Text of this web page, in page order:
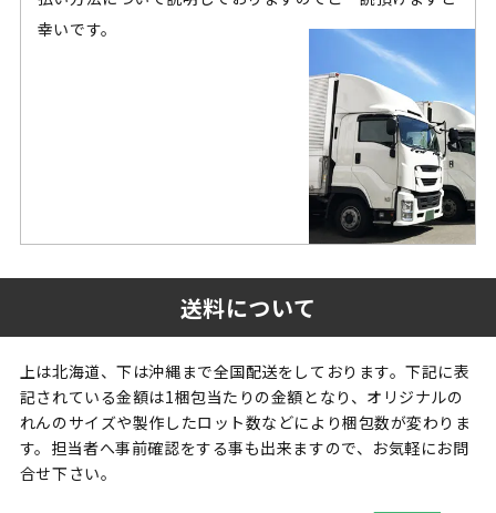
幸いです。
送料について
上は北海道、下は沖縄まで全国配送をしております。下記に表
記されている金額は1梱包当たりの金額となり、オリジナルの
れんのサイズや製作したロット数などにより梱包数が変わりま
す。担当者へ事前確認をする事も出来ますので、お気軽にお問
合せ下さい。